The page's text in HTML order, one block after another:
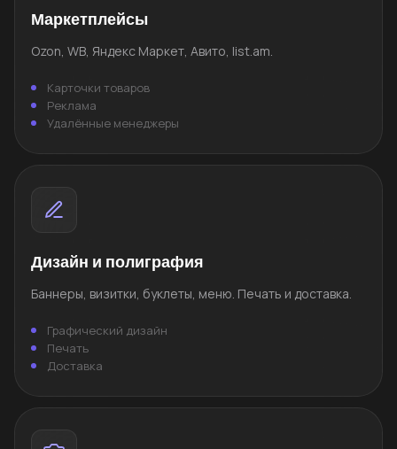
Маркетплейсы
Ozon, WB, Яндекс Маркет, Авито, list.am.
Карточки товаров
Реклама
Удалённые менеджеры
Дизайн и полиграфия
Баннеры, визитки, буклеты, меню. Печать и доставка.
Графический дизайн
Печать
Доставка